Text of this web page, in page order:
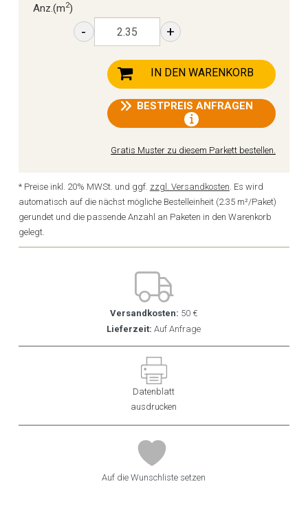
Anz.(m2)
- +
IN DEN WARENKORB
BESTPREIS ANFRAGEN
Gratis Muster zu diesem Parkett bestellen.
* Preise inkl. 20% MWSt. und ggf. zzgl. Versandkosten . Es wird
automatisch auf die nächst mögliche Bestelleinheit (2.35 m²/Paket)
gerundet und die passende Anzahl an Paketen in den Warenkorb
gelegt.
Versandkosten: 50 €
Lieferzeit: Auf Anfrage
Datenblatt
ausdrucken
Auf die Wunschliste setzen